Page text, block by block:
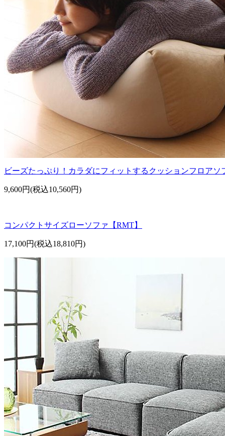
ビーズたっぷり！カラダにフィットするクッションフロアソ
9,600円(税込10,560円)
コンパクトサイズローソファ【RMT】
17,100円(税込18,810円)